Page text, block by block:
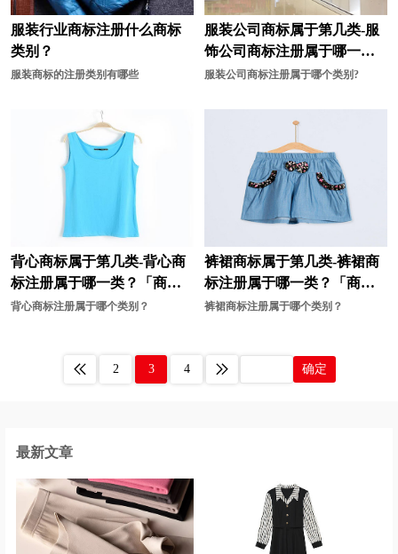
服装行业商标注册什么商标
类别？
服装商标的注册类别有哪些
服装公司商标属于第几类-服
饰公司商标注册属于哪一
类？「商标分类」
服装公司商标注册属于哪个类别?
背心商标属于第几类-背心商
标注册属于哪一类？「商标
分类」
背心商标注册属于哪个类别？
裤裙商标属于第几类-裤裙商
标注册属于哪一类？「商标
分类」
裤裙商标注册属于哪个类别？
2 3 4 确定
最新文章